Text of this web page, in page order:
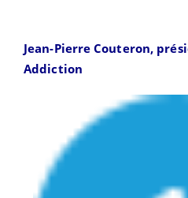
Jean-Pierre Couteron,
Addiction